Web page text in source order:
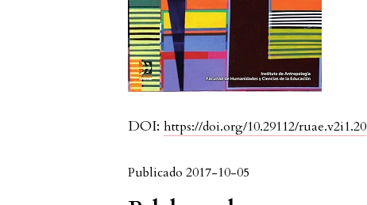
DOI:https://doi.org/10.29112/ruae.v2i1.20
Publicado 2017-10-05